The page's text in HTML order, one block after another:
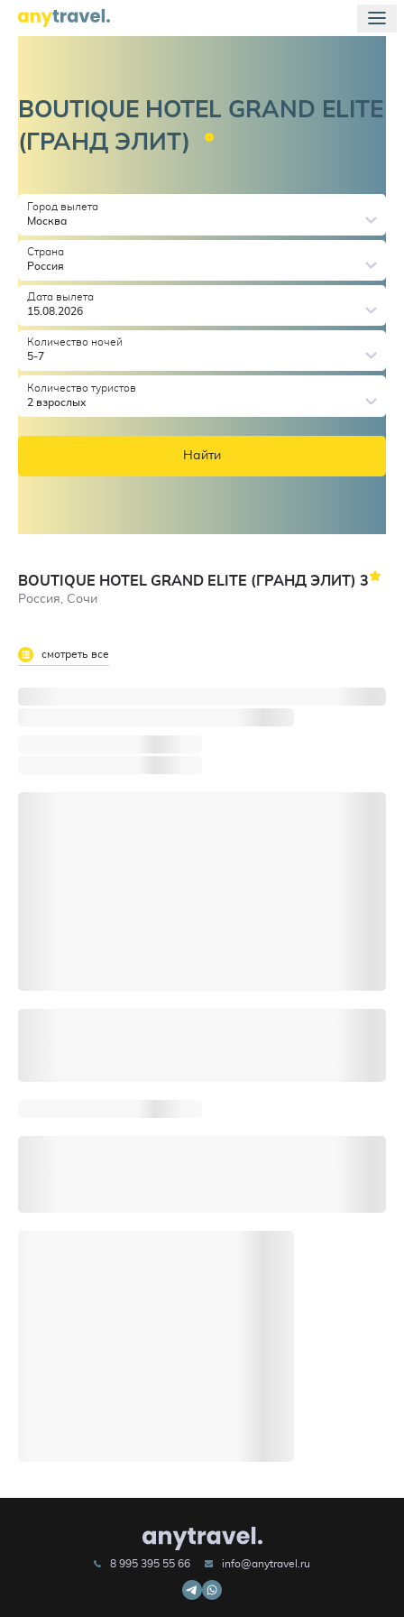
BOUTIQUE HOTEL GRAND ELITE
(ГРАНД ЭЛИТ)
Город вылета
Москва
Страна
Россия
Дата вылета
15.08.2026
Количество ночей
5-7
Количество туристов
2 взрослых
Найти
BOUTIQUE HOTEL GRAND ELITE (ГРАНД ЭЛИТ) 3
Россия, Сочи
смотреть все
8 995 395 55 66 info@anytravel.ru